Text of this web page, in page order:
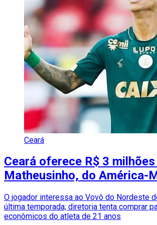
Ceará
Ceará oferece R$ 3
Matheusinho, do América-
O jogador interessa ao Vovô do Nordeste
última temporada; diretoria tenta comprar
econômicos do atleta de 21 anos